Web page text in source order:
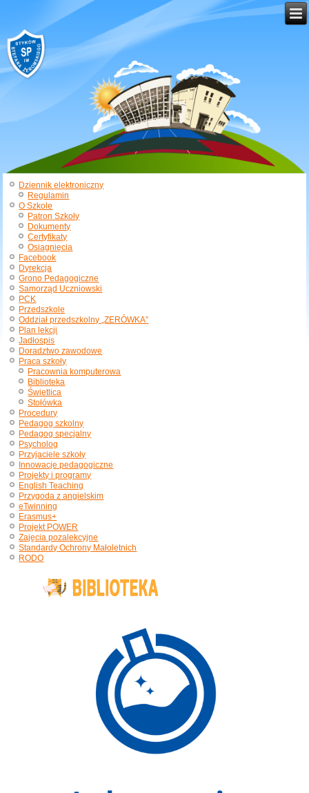
Dziennik elektroniczny
Regulamin
O Szkole
Patron Szkoły
Dokumenty
Certyfikaty
Osiągnięcia
Facebook
Dyrekcja
Grono Pedagogiczne
Samorząd Uczniowski
PCK
Przedszkole
Oddział przedszkolny „ZERÓWKA”
Plan lekcji
Jadłospis
Doradztwo zawodowe
Praca szkoły
Pracownia komputerowa
Biblioteka
Świetlica
Stołówka
Procedury
Pedagog szkolny
Pedagog specjalny
Psycholog
Przyjaciele szkoły
Innowacje pedagogiczne
Projekty i programy
English Teaching
Przygoda z angielskim
eTwinning
Erasmus+
Projekt POWER
Zajęcia pozalekcyjne
Standardy Ochrony Małoletnich
RODO